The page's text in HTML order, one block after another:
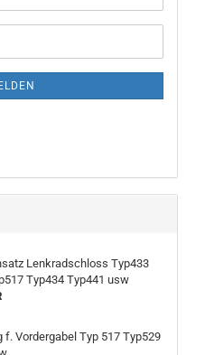
Lenkradschloss Typ433
Typ434 Typ441 usw
f. Vordergabel Typ 517 Typ529